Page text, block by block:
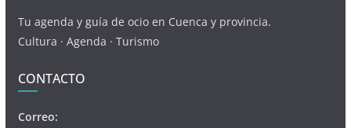
Tu agenda y guía de ocio en Cuenca y provincia.
Cultura · Agenda · Turismo
CONTACTO
Correo: